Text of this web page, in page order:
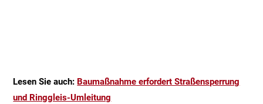
Lesen Sie auch: Baumaßnahme erfordert Straßensperrung
und Ringgleis-Umleitung